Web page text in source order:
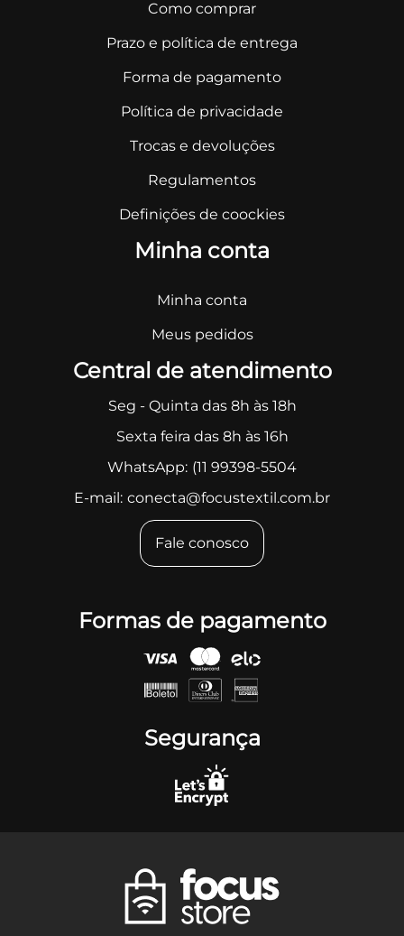
Como comprar
Prazo e política de entrega
Forma de pagamento
Política de privacidade
Trocas e devoluções
Regulamentos
Definições de coockies
Minha conta
Minha conta
Meus pedidos
Central de atendimento
Seg - Quinta das 8h às 18h
Sexta feira das 8h às 16h
WhatsApp: (11 99398-5504
E-mail: conecta@focustextil.com.br
Fale conosco
Formas de pagamento
Segurança